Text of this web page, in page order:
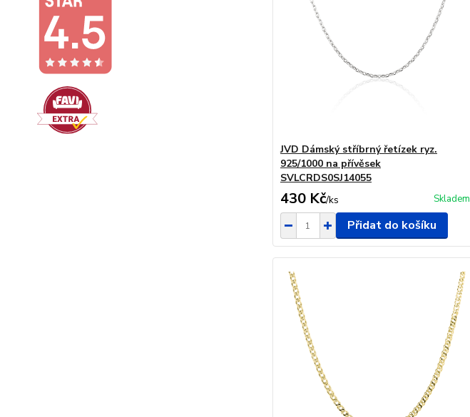
JVD Dámský stříbrný řetízek ryz.
925/1000 na přívěsek
SVLCRDS0SJ14055
430 Kč/ks Skladem
Přidat do košíku